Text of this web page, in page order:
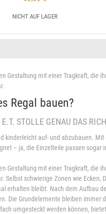
NICHT AUF LAGER
Gestaltung mit einer Tragkraft, die
Regal bauen?
STOLLE GENAU DAS
auf- und abzubauen.
– ja, die Einzelteile passen sogar
Gestaltung mit einer Tragkraft, die
schwierige Zonen wie Ecken,
erhalten bleibt. Nach dem Aufbau
Die Grundelemente bleiben immer
umgesteckt werden können,